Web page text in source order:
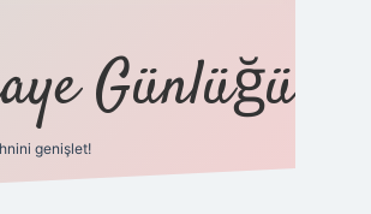
Günlüğü
genişlet!